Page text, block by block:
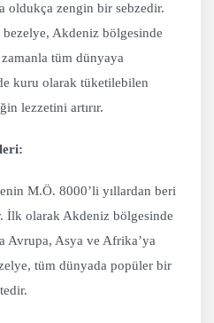
oldukça zengin bir sebzedir.
Akdeniz bölgesinde
tüm dünyaya
kuru olarak tüketilebilen
lezzetini artırır.
M.Ö. 8000’li yıllardan beri
İlk olarak Akdeniz bölgesinde
Avrupa, Asya ve Afrika’ya
tüm dünyada popüler bir